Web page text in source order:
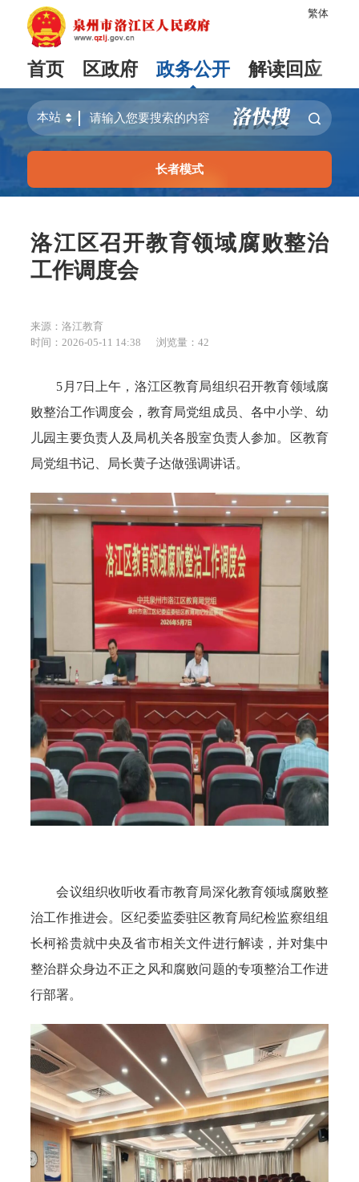
繁体
首页 区政府 政务公开 解读回应
长者模式
洛江区召开教育领域腐败整治
工作调度会
来源：洛江教育
时间：2026-05-11 14:38
浏览量： 42
5月7日上午，洛江区教育局组织召开教育领域腐
败整治工作调度会，教育局党组成员、各中小学、幼
儿园主要负责人及局机关各股室负责人参加。区教育
局党组书记、局长黄子达做强调讲话。
会议组织收听收看市教育局深化教育领域腐败整
治工作推进会。区纪委监委驻区教育局纪检监察组组
长柯裕贵就中央及省市相关文件进行解读，并对集中
整治群众身边不正之风和腐败问题的专项整治工作进
行部署。